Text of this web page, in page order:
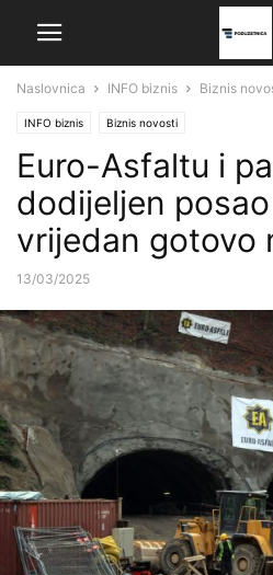
Naslovnica INFO biznis Biznis
INFO biznis Biznis novosti
Euro-Asfaltu i
dodijeljen
vrijedan gotovo
13/03/2025